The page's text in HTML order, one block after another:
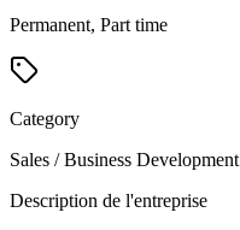
Permanent, Part time
Category
Sales / Business Development
Description de l'entreprise